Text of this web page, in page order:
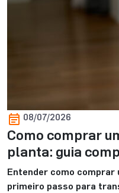
08/07/2026
Como comprar
planta: guia
Entender como
primeiro passo para